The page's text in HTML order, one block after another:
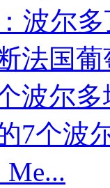
波尔
法国
波尔多
7个波
Me...